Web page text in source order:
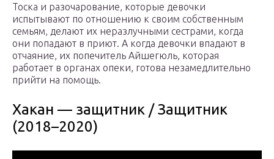
Тоска и разочарование, которые девочки
испытывают по отношению к своим собственным
семьям, делают их неразлучными сестрами, когда
они попадают в приют. А когда девочки впадают в
отчаяние, их попечитель Айшегюль, которая
работает в органах опеки, готова незамедлительно
прийти на помощь.
Хакан — защитник / Защитник
(2018–2020)